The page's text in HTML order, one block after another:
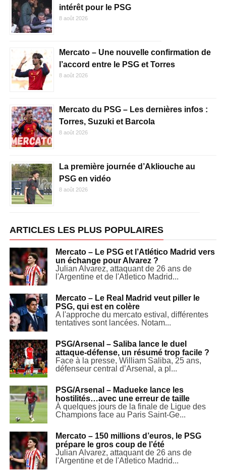
intérêt pour le PSG
8 août 2026
Mercato – Une nouvelle confirmation de
l’accord entre le PSG et Torres
8 août 2026
Mercato du PSG – Les dernières infos :
Torres, Suzuki et Barcola
8 août 2026
La première journée d’Akliouche au
PSG en vidéo
8 août 2026
ARTICLES LES PLUS POPULAIRES
Mercato – Le PSG et l’Atlético Madrid vers
un échange pour Alvarez ?
Julian Alvarez, attaquant de 26 ans de
l'Argentine et de l'Atletico Madrid...
Mercato – Le Real Madrid veut piller le
PSG, qui est en colère
A l'approche du mercato estival, différentes
tentatives sont lancées. Notam...
PSG/Arsenal – Saliba lance le duel
attaque-défense, un résumé trop facile ?
Face à la presse, William Saliba, 25 ans,
défenseur central d’Arsenal, a pl...
PSG/Arsenal – Madueke lance les
hostilités…avec une erreur de taille
À quelques jours de la finale de Ligue des
Champions face au Paris Saint-Ge...
Mercato – 150 millions d’euros, le PSG
prépare le gros coup de l’été
Julian Alvarez, attaquant de 26 ans de
l'Argentine et de l'Atletico Madrid...